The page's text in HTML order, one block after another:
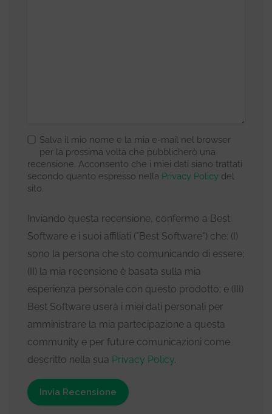
Salva il mio nome e la mia e-mail nel browser
per la prossima volta che pubblicherò una
recensione. Acconsento che i miei dati siano trattati
secondo quanto espresso nella Privacy Policy del
sito.
Inviando questa recensione, confermo a Best
Software e i suoi affiliati ("Best Software") che: (I)
sono la persona che sto comunicando di essere;
(II) la mia recensione è basata sulla mia
esperienza personale con questo prodotto; e (III)
Best Software userà i miei dati personali per
amministrare la mia partecipazione a questa
community e per future comunicazioni come
descritto nella sua Privacy Policy